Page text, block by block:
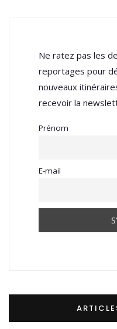
Ne ratez pas les
reportages pour
nouveaux
recevoir la
Prénom
E-mail